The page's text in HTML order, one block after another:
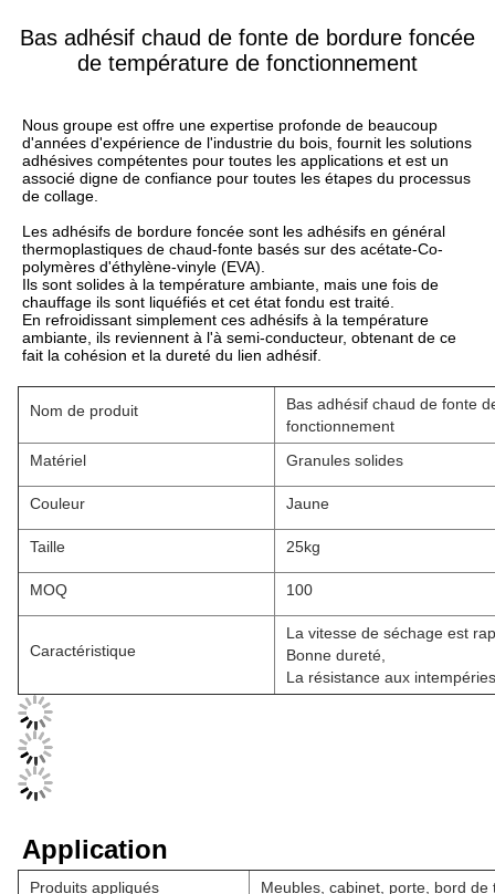
Bas adhésif chaud de fonte de bordure foncée
de température de fonctionnement
Nous groupe est offre une expertise profonde de beaucoup
d'années d'expérience de l'industrie du bois, fournit les solutions
adhésives compétentes pour toutes les applications et est un
associé digne de confiance pour toutes les étapes du processus
de collage.
Les adhésifs de bordure foncée sont les adhésifs en général
thermoplastiques de chaud-fonte basés sur des acétate-Co-
polymères d'éthylène-vinyle (EVA).
Ils sont solides à la température ambiante, mais une fois de
chauffage ils sont liquéfiés et cet état fondu est traité.
En refroidissant simplement ces adhésifs à la température
ambiante, ils reviennent à l'à semi-conducteur, obtenant de ce
fait la cohésion et la dureté du lien adhésif.
Nom de produit
Bas adhésif chaud de fonte
fonctionnement
Matériel
Granules solides
Couleur Jaune
Taille 25kg
MOQ 100
Caractéristique
La vitesse de séchage est
Bonne dureté,
La résistance aux
Application
Produits appliqués Meubles, cabinet, porte, bord de